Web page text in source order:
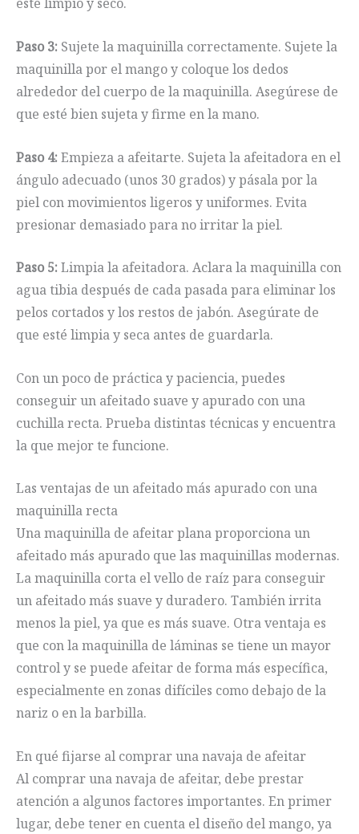
esté limpio y seco.
Paso 3: Sujete la maquinilla correctamente. Sujete la
maquinilla por el mango y coloque los dedos
alrededor del cuerpo de la maquinilla. Asegúrese de
que esté bien sujeta y firme en la mano.
Paso 4: Empieza a afeitarte. Sujeta la afeitadora en el
ángulo adecuado (unos 30 grados) y pásala por la
piel con movimientos ligeros y uniformes. Evita
presionar demasiado para no irritar la piel.
Paso 5: Limpia la afeitadora. Aclara la maquinilla con
agua tibia después de cada pasada para eliminar los
pelos cortados y los restos de jabón. Asegúrate de
que esté limpia y seca antes de guardarla.
Con un poco de práctica y paciencia, puedes
conseguir un afeitado suave y apurado con una
cuchilla recta. Prueba distintas técnicas y encuentra
la que mejor te funcione.
Las ventajas de un afeitado más apurado con una
maquinilla recta
Una maquinilla de afeitar plana proporciona un
afeitado más apurado que las maquinillas modernas.
La maquinilla corta el vello de raíz para conseguir
un afeitado más suave y duradero. También irrita
menos la piel, ya que es más suave. Otra ventaja es
que con la maquinilla de láminas se tiene un mayor
control y se puede afeitar de forma más específica,
especialmente en zonas difíciles como debajo de la
nariz o en la barbilla.
En qué fijarse al comprar una navaja de afeitar
Al comprar una navaja de afeitar, debe prestar
atención a algunos factores importantes. En primer
lugar, debe tener en cuenta el diseño del mango, ya